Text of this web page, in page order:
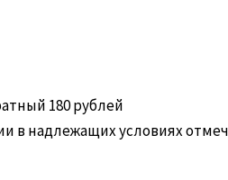
180 рублей
в надлежащих условиях